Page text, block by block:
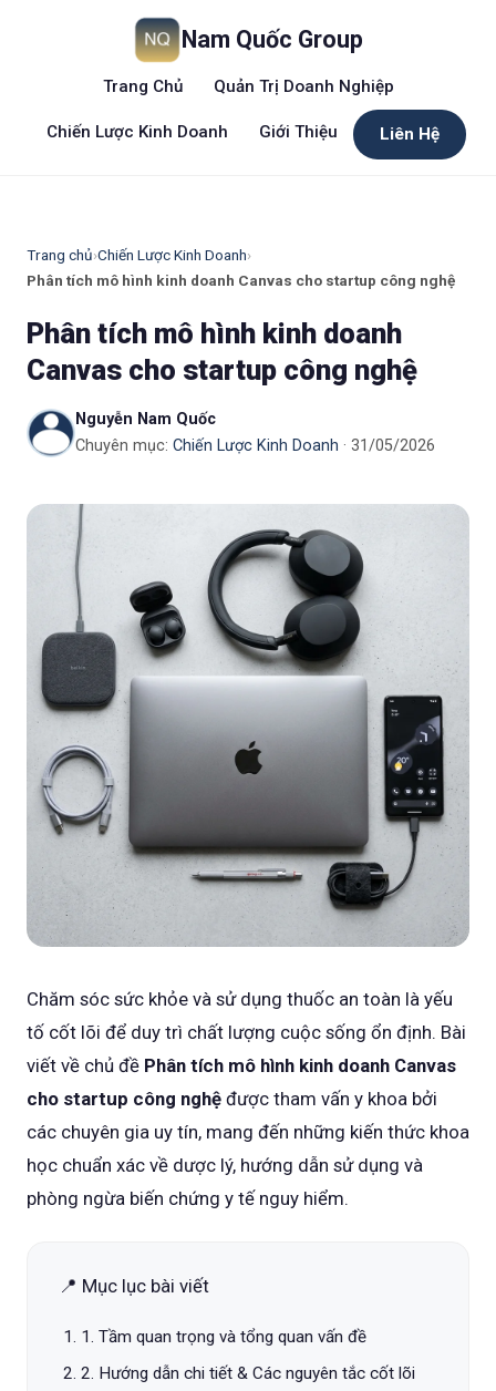
Nam Quốc Group
Trang Chủ Quản Trị Doanh Nghiệp
Chiến Lược Kinh Doanh Giới Thiệu Liên Hệ
Trang chủ›Chiến Lược Kinh Doanh›
Phân tích mô hình kinh doanh Canvas cho startup công nghệ
Phân tích mô hình kinh doanh
Canvas cho startup công nghệ
Nguyễn Nam Quốc
Chuyên mục: Chiến Lược Kinh Doanh · 31/05/2026
Chăm sóc sức khỏe và sử dụng thuốc an toàn là yếu
tố cốt lõi để duy trì chất lượng cuộc sống ổn định. Bài
viết về chủ đề Phân tích mô hình kinh doanh Canvas
cho startup công nghệ được tham vấn y khoa bởi
các chuyên gia uy tín, mang đến những kiến thức khoa
học chuẩn xác về dược lý, hướng dẫn sử dụng và
phòng ngừa biến chứng y tế nguy hiểm.
📍 Mục lục bài viết
1. Tầm quan trọng và tổng quan vấn đề
2. Hướng dẫn chi tiết & Các nguyên tắc cốt lõi